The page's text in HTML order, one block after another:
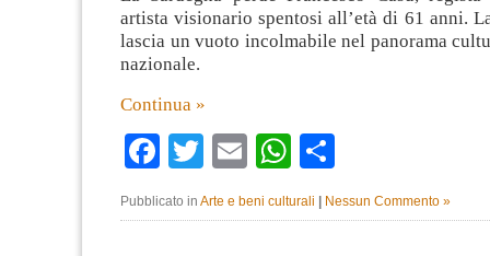
artista visionario spentosi all’età di 61 anni.
lascia un vuoto incolmabile nel panorama
nazionale.
Continua »
Facebook
Twitter
EmailWhatsApp
Pubblicato in Arte e beni culturali | Nessun Commento »